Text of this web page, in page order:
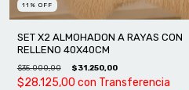
11 % OFF
SET X2 ALMOHADON A RAYAS CON
RELLENO 40X40CM
$35.000,00 $31.250,00
$28.125,00 con Transferencia